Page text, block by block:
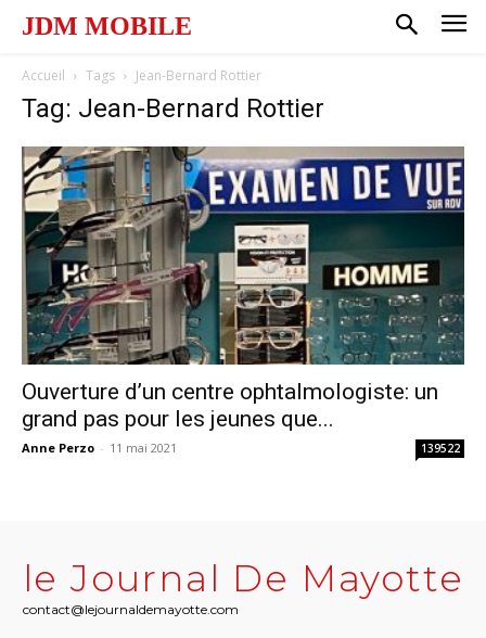
JDM MOBILE
Accueil Tags Jean-Bernard Rottier
Tag: Jean-Bernard Rottier
Ouverture d’un centre ophtalmologiste: un
grand pas pour les jeunes que...
Anne Perzo - 11 mai 2021 139522
le Journal De Mayotte
contact@lejournaldemayotte.com